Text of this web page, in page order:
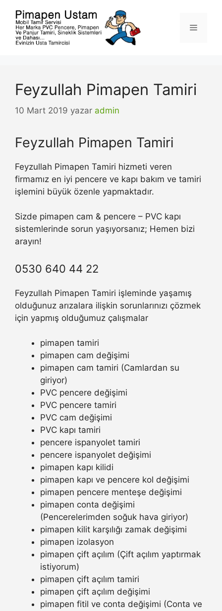
Menü
Feyzullah Pimapen Tamiri
10 Mart 2019 yazar admin
Feyzullah Pimapen Tamiri
Feyzullah Pimapen Tamiri hizmeti veren
firmamız en iyi pencere ve kapı bakım ve tamiri
işlemini büyük özenle yapmaktadır.
Sizde pimapen cam & pencere – PVC kapı
sistemlerinde sorun yaşıyorsanız; Hemen bizi
arayın!
0530 640 44 22
Feyzullah Pimapen Tamiri işleminde yaşamış
olduğunuz arızalara ilişkin sorunlarınızı çözmek
için yapmış olduğumuz çalışmalar
pimapen tamiri
pimapen cam değişimi
pimapen cam tamiri (Camlardan su
giriyor)
PVC pencere değişimi
PVC pencere tamiri
PVC cam değişimi
PVC kapı tamiri
pencere ispanyolet tamiri
pencere ispanyolet değişimi
pimapen kapı kilidi
pimapen kapı ve pencere kol değişimi
pimapen pencere menteşe değişimi
pimapen conta değişimi
(Pencerelerimden soğuk hava giriyor)
pimapen kilit karşılığı zamak değişimi
pimapen izolasyon
pimapen çift açılım (Çift açılım yaptırmak
istiyorum)
pimapen çift açılım tamiri
pimapen çift açılım değişimi
pimapen fitil ve conta değişimi (Conta ve